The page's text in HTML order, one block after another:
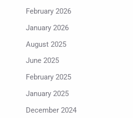
February 2026
January 2026
August 2025
June 2025
February 2025
January 2025
December 2024